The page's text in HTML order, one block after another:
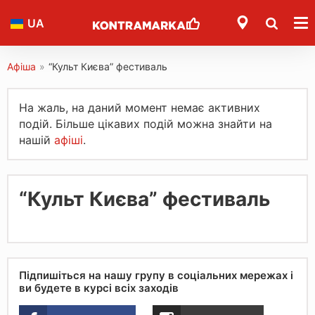
UA
Афіша » “Культ Києва” фестиваль
На жаль, на даний момент немає активних
подій. Більше цікавих подій можна знайти на
нашій афіші.
“Культ Києва” фестиваль
Підпишіться на нашу групу в соціальних мережах і
ви будете в курсі всіх заходів